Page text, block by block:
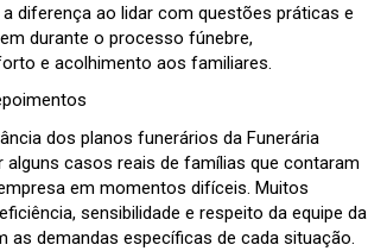
diferença ao lidar com questões práticas e
durante o processo fúnebre,
e acolhimento aos familiares.
dos planos funerários da Funerária
alguns casos reais de famílias que contaram
em momentos difíceis. Muitos
sensibilidade e respeito da equipe da
as demandas específicas de cada situação.